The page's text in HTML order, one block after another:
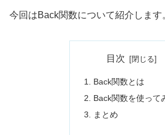
今回はBack関数について紹介します
目次
Back関数とは
Back関数を使って
まとめ